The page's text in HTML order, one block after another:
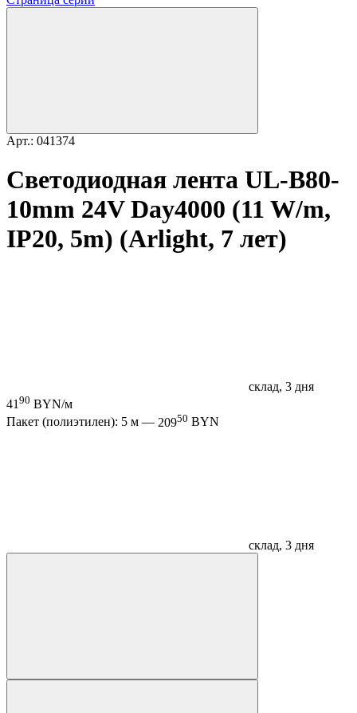
Арт.: 041374
Светодиодная лента UL-B80-
10mm 24V Day4000 (11 W/m,
IP20, 5m) (Arlight, 7 лет)
склад, 3 дня
41 90 BYN/м
Пакет (полиэтилен): 5 м — 20950 BYN
склад, 3 дня